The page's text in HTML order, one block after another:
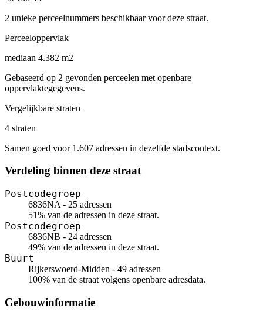
2 unieke perceelnummers beschikbaar voor deze straat.
Perceeloppervlak
mediaan 4.382 m2
Gebaseerd op 2 gevonden perceelen met openbare
oppervlaktegegevens.
Vergelijkbare straten
4 straten
Samen goed voor 1.607 adressen in dezelfde stadscontext.
Verdeling binnen deze straat
Postcodegroep
6836NA - 25 adressen
51% van de adressen in deze straat.
Postcodegroep
6836NB - 24 adressen
49% van de adressen in deze straat.
Buurt
Rijkerswoerd-Midden - 49 adressen
100% van de straat volgens openbare adresdata.
Gebouwinformatie